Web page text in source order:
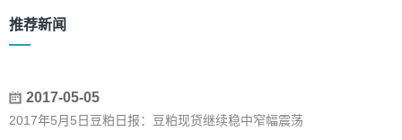
推荐新闻
2017-05-05
2017年5月5日豆粕日报：豆粕现货继续稳中窄幅震荡